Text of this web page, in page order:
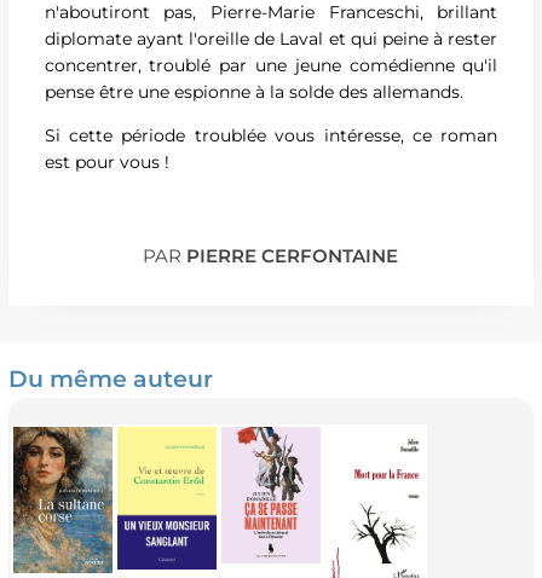
n'aboutiront pas, Pierre-Marie Franceschi, brillant
diplomate ayant l'oreille de Laval et qui peine à rester
concentrer, troublé par une jeune comédienne qu'il
pense être une espionne à la solde des allemands.
Si cette période troublée vous intéresse, ce roman
est pour vous !
PAR PIERRE CERFONTAINE
Du même auteur